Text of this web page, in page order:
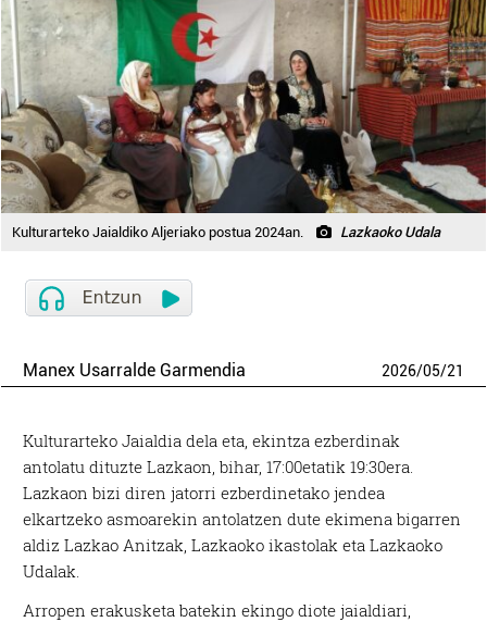
Kulturarteko Jaialdiko Aljeriako postua 2024an. Lazkaoko Udala
Manex Usarralde Garmendia 2026/05/21
Kulturarteko Jaialdia dela eta, ekintza ezberdinak
antolatu dituzte Lazkaon, bihar, 17:00etatik 19:30era.
Lazkaon bizi diren jatorri ezberdinetako jendea
elkartzeko asmoarekin antolatzen dute ekimena bigarren
aldiz Lazkao Anitzak, Lazkaoko ikastolak eta Lazkaoko
Udalak.
Arropen erakusketa batekin ekingo diote jaialdiari,